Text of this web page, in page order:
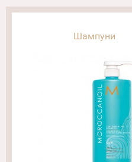
Шампуни